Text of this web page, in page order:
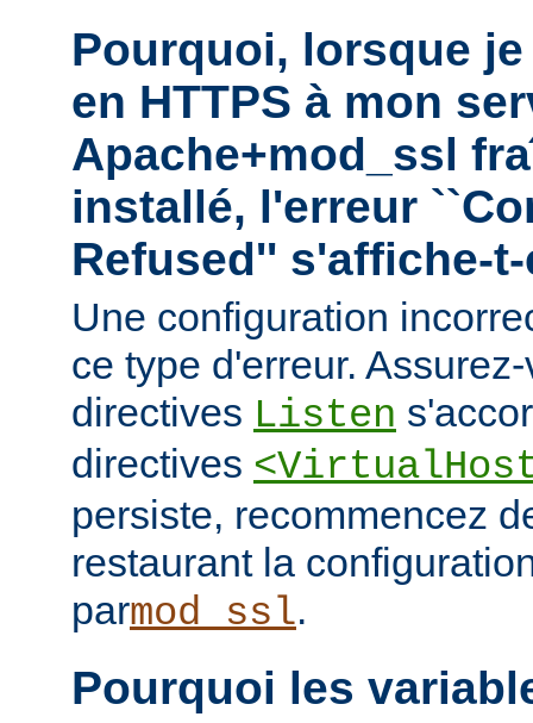
Pourquoi, lorsque
en HTTPS à mon
Apache+mod_ssl
installé, l'erreur
Refused'' s'affiche-
Une configuration
ce type d'erreur.
directives Listen
directives
persiste, recommencez
restaurant la
parmod_ssl.
Pourquoi les